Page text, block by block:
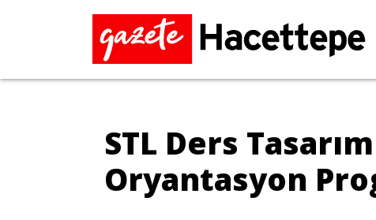
STL Ders
Oryantasyon